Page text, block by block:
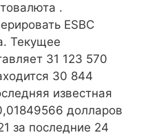
.
ESBC
Текущее
31 123 570
30 844
известная
долларов
за последние 24